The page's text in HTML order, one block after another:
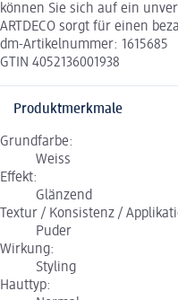
können Sie sich auf ein
ARTDECO sorgt für einen
dm-Artikelnummer: 1615685
GTIN 4052136001938
Produktmerkmale
Grundfarbe:
Weiss
Effekt:
Glänzend
Textur / Konsistenz /
Puder
Wirkung:
Styling
Hauttyp: